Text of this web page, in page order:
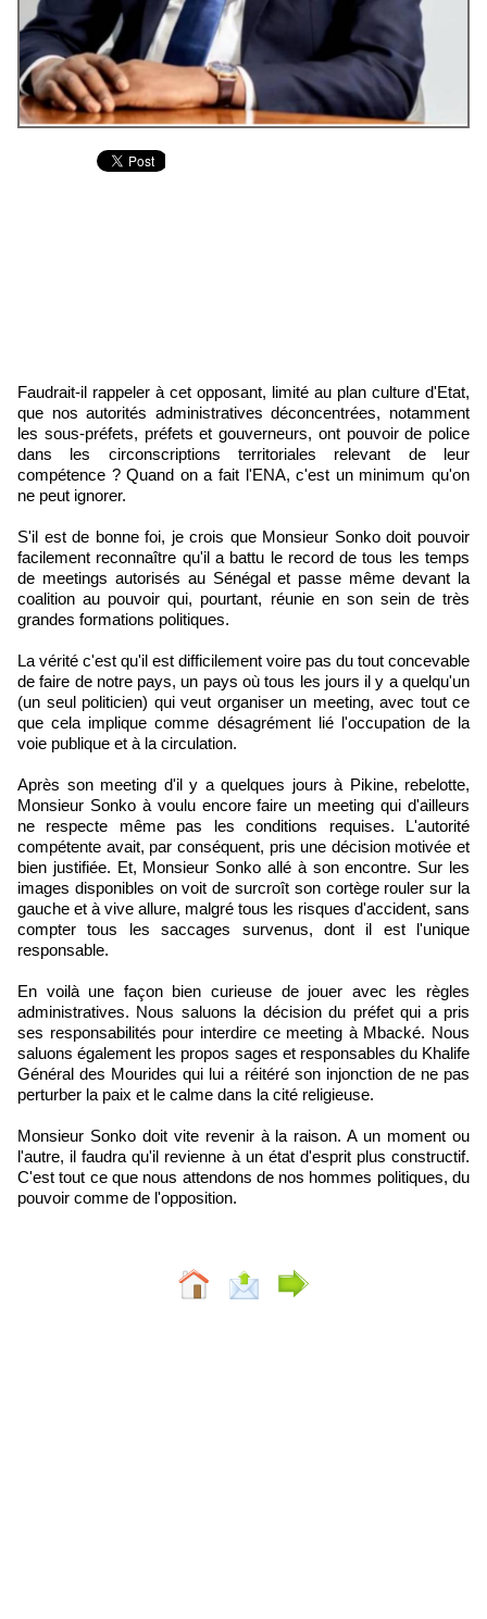
Faudrait-il rappeler à cet opposant, limité au plan culture d'Etat,
que nos autorités administratives déconcentrées, notamment
les sous-préfets, préfets et gouverneurs, ont pouvoir de police
dans les circonscriptions territoriales relevant de leur
compétence ? Quand on a fait l'ENA, c'est un minimum qu'on
ne peut ignorer.
S'il est de bonne foi, je crois que Monsieur Sonko doit pouvoir
facilement reconnaître qu'il a battu le record de tous les temps
de meetings autorisés au Sénégal et passe même devant la
coalition au pouvoir qui, pourtant, réunie en son sein de très
grandes formations politiques.
La vérité c'est qu'il est difficilement voire pas du tout concevable
de faire de notre pays, un pays où tous les jours il y a quelqu'un
(un seul politicien) qui veut organiser un meeting, avec tout ce
que cela implique comme désagrément lié l'occupation de la
voie publique et à la circulation.
Après son meeting d'il y a quelques jours à Pikine, rebelotte,
Monsieur Sonko à voulu encore faire un meeting qui d'ailleurs
ne respecte même pas les conditions requises. L'autorité
compétente avait, par conséquent, pris une décision motivée et
bien justifiée. Et, Monsieur Sonko allé à son encontre. Sur les
images disponibles on voit de surcroît son cortège rouler sur la
gauche et à vive allure, malgré tous les risques d'accident, sans
compter tous les saccages survenus, dont il est l'unique
responsable.
En voilà une façon bien curieuse de jouer avec les règles
administratives. Nous saluons la décision du préfet qui a pris
ses responsabilités pour interdire ce meeting à Mbacké. Nous
saluons également les propos sages et responsables du Khalife
Général des Mourides qui lui a réitéré son injonction de ne pas
perturber la paix et le calme dans la cité religieuse.
Monsieur Sonko doit vite revenir à la raison. A un moment ou
l'autre, il faudra qu'il revienne à un état d'esprit plus constructif.
C'est tout ce que nous attendons de nos hommes politiques, du
pouvoir comme de l'opposition.